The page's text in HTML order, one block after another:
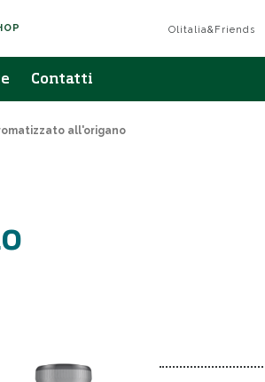
Olitalia&Friends
Contatti
all'origano